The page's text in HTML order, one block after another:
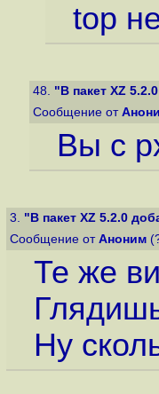
top
48. "В пакет XZ
Сообщение от
Вы с
3. "В пакет XZ 5.2.0
Сообщение от Аноним
Те же
Ну